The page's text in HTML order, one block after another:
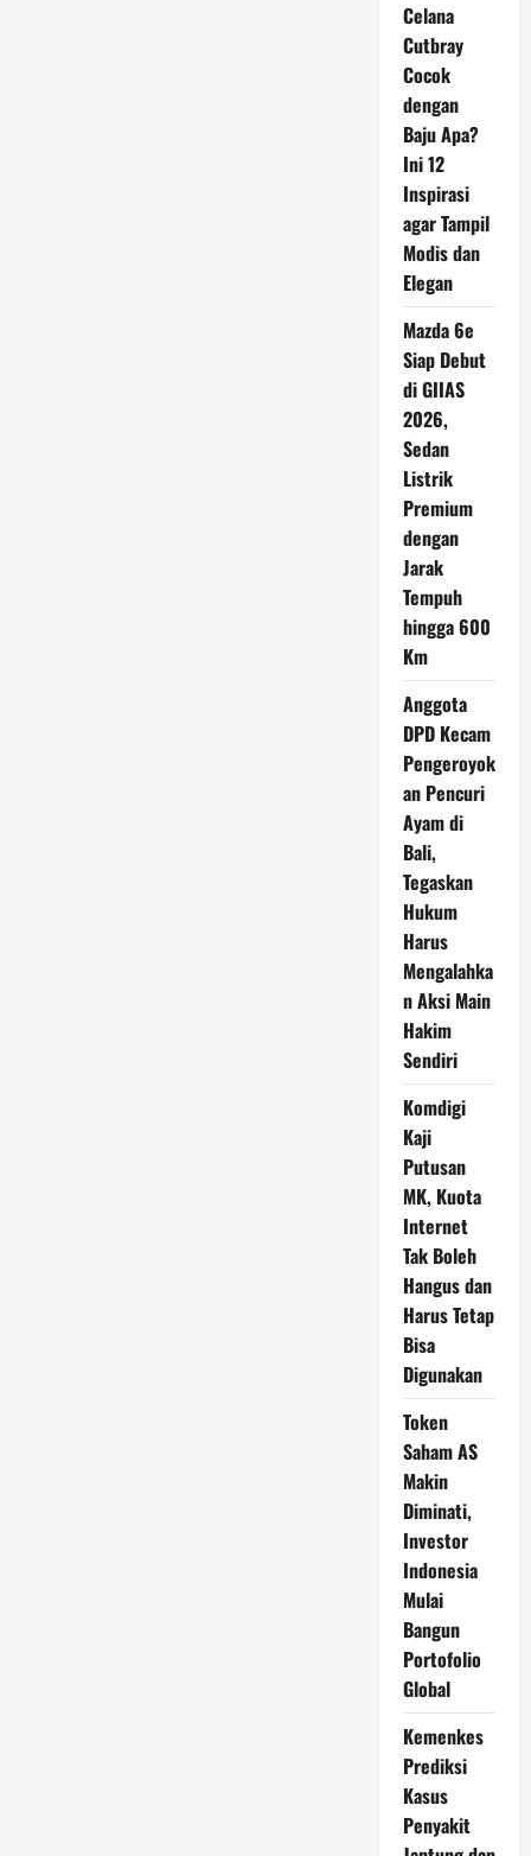
Celana
Cutbray
Cocok
dengan
Baju Apa?
Ini 12
Inspirasi
agar Tampil
Modis dan
Elegan
Mazda 6e
Siap Debut
di GIIAS
2026,
Sedan
Listrik
Premium
dengan
Jarak
Tempuh
hingga 600
Km
Anggota
DPD Kecam
Pengeroyok
an Pencuri
Ayam di
Bali,
Tegaskan
Hukum
Harus
Mengalahka
n Aksi Main
Hakim
Sendiri
Komdigi
Kaji
Putusan
MK, Kuota
Internet
Tak Boleh
Hangus dan
Harus Tetap
Bisa
Digunakan
Token
Saham AS
Makin
Diminati,
Investor
Indonesia
Mulai
Bangun
Portofolio
Global
Kemenkes
Prediksi
Kasus
Penyakit